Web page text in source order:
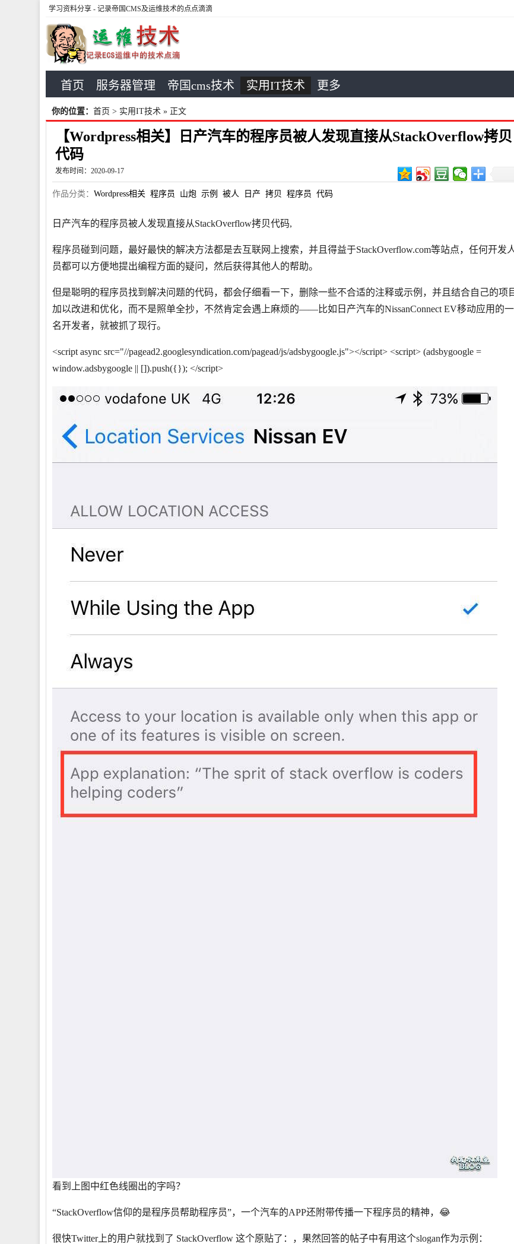
学习资料分享 - 记录帝国CMS及运维技术的点点滴滴
首页 服务器管理 帝国cms技术 实用IT技术 更多
你的位置： 首页 > 实用IT技术 » 正文
【Wordpress相关】日产汽车的程序员被人发现直接从StackOverflow拷贝
代码
发布时间：2020-09-17
作品分类： Wordpress相关 程序员 山炮 示例 被人 日产 拷贝 程序员 代码
日产汽车的程序员被人发现直接从StackOverflow拷贝代码,
程序员碰到问题，最好最快的解决方法都是去互联网上搜索，并且得益于StackOverflow.com等站点，任何开发
员都可以方便地提出编程方面的疑问，然后获得其他人的帮助。
但是聪明的程序员找到解决问题的代码，都会仔细看一下，删除一些不合适的注释或示例，并且结合自己的项
加以改进和优化，而不是照单全抄，不然肯定会遇上麻烦的——比如日产汽车的NissanConnect EV移动应用的一
名开发者，就被抓了现行。
<script async src="//pagead2.googlesyndication.com/pagead/js/adsbygoogle.js"></script> <script> (adsbygoogle =
window.adsbygoogle || []).push({}); </script>
看到上图中红色线圈出的字吗？
“StackOverflow信仰的是程序员帮助程序员”，一个汽车的APP还附带传播一下程序员的精神，😂
很快Twitter上的用户就找到了 StackOverflow 这个原贴了：，果然回答的帖子中有用这个slogan作为示例：